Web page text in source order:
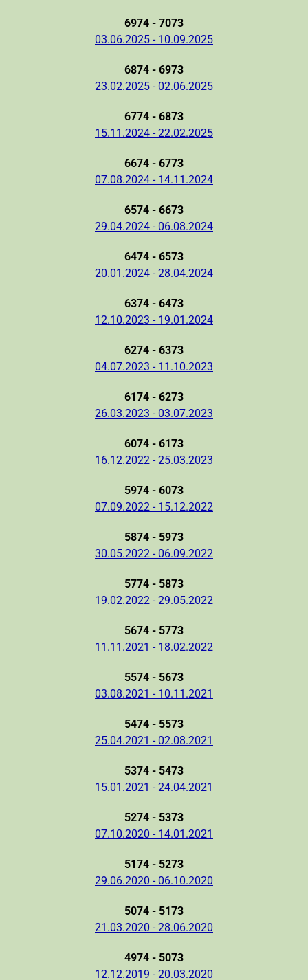
6974 - 7073
03.06.2025 - 10.09.2025
6874 - 6973
23.02.2025 - 02.06.2025
6774 - 6873
15.11.2024 - 22.02.2025
6674 - 6773
07.08.2024 - 14.11.2024
6574 - 6673
29.04.2024 - 06.08.2024
6474 - 6573
20.01.2024 - 28.04.2024
6374 - 6473
12.10.2023 - 19.01.2024
6274 - 6373
04.07.2023 - 11.10.2023
6174 - 6273
26.03.2023 - 03.07.2023
6074 - 6173
16.12.2022 - 25.03.2023
5974 - 6073
07.09.2022 - 15.12.2022
5874 - 5973
30.05.2022 - 06.09.2022
5774 - 5873
19.02.2022 - 29.05.2022
5674 - 5773
11.11.2021 - 18.02.2022
5574 - 5673
03.08.2021 - 10.11.2021
5474 - 5573
25.04.2021 - 02.08.2021
5374 - 5473
15.01.2021 - 24.04.2021
5274 - 5373
07.10.2020 - 14.01.2021
5174 - 5273
29.06.2020 - 06.10.2020
5074 - 5173
21.03.2020 - 28.06.2020
4974 - 5073
12.12.2019 - 20.03.2020